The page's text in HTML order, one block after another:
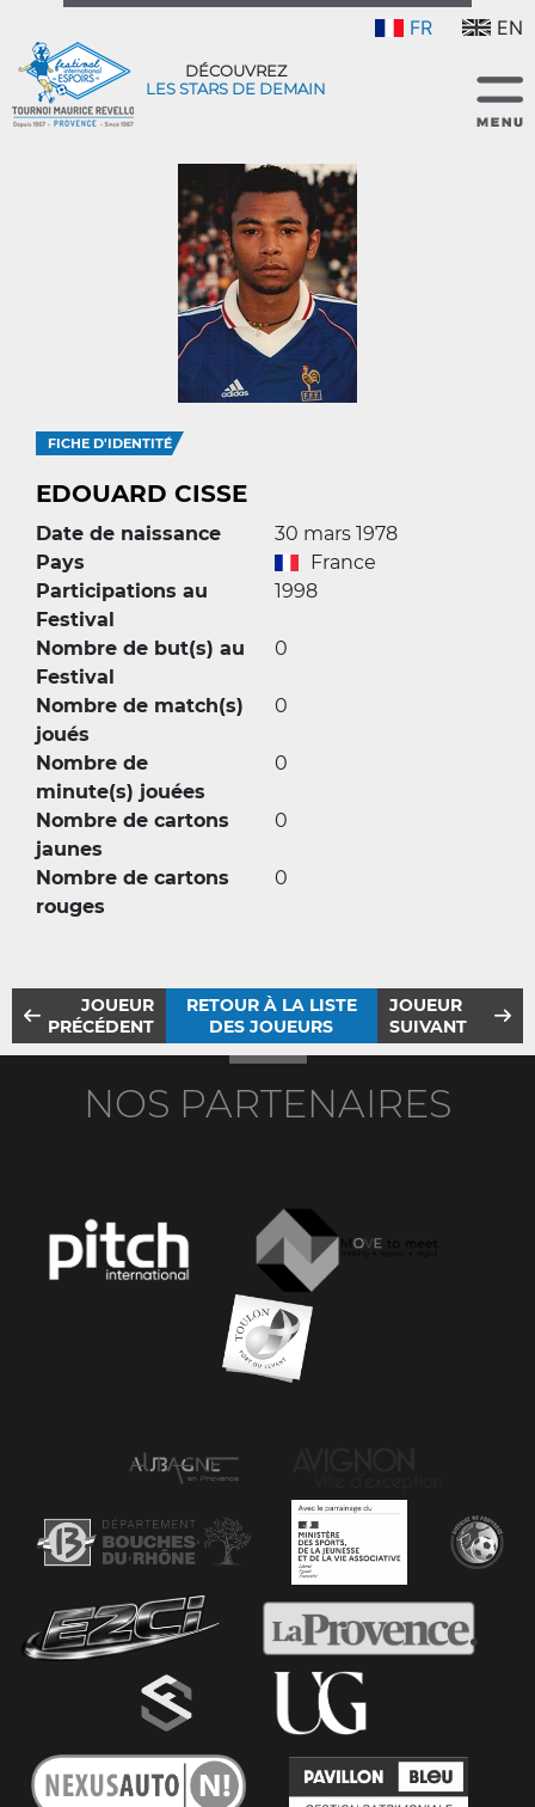
FR EN
DÉCOUVREZ
LES STARS DE DEMAIN
FICHE D'IDENTITÉ
EDOUARD CISSE
Date de naissance
30 mars 1978
Pays
France
Participations au
Festival
1998
Nombre de but(s) au
Festival
0
Nombre de match(s)
joués
0
Nombre de
minute(s) jouées
0
Nombre de cartons
jaunes
0
Nombre de cartons
rouges
0
JOUEUR
PRÉCÉDENT
RETOUR À LA LISTE
DES JOUEURS
JOUEUR
SUIVANT
NOS PARTENAIRES